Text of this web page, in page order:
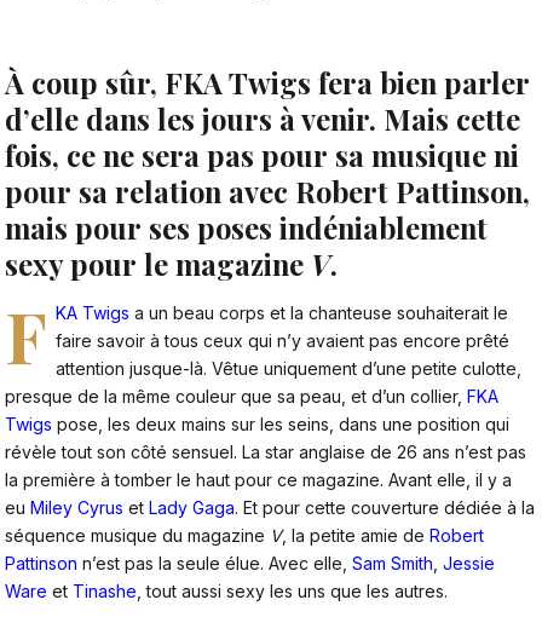
À coup sûr, FKA Twigs fera bien parler
d’elle dans les jours à venir. Mais cette
fois, ce ne sera pas pour sa musique ni
pour sa relation avec Robert Pattinson,
mais pour ses poses indéniablement
sexy pour le magazine V.
F KA Twigs a un beau corps et la chanteuse souhaiterait le
faire savoir à tous ceux qui n’y avaient pas encore prêté
attention jusque-là. Vêtue uniquement d’une petite culotte,
presque de la même couleur que sa peau, et d’un collier, FKA
Twigs pose, les deux mains sur les seins, dans une position qui
révèle tout son côté sensuel. La star anglaise de 26 ans n’est pas
la première à tomber le haut pour ce magazine. Avant elle, il y a
eu Miley Cyrus et Lady Gaga. Et pour cette couverture dédiée à la
séquence musique du magazine V, la petite amie de Robert
Pattinson n’est pas la seule élue. Avec elle, Sam Smith Jessie
Ware et Tinashe , tout aussi sexy les uns que les autres.